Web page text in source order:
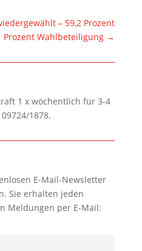
– 59,2 Prozent
Prozent Wahlbeteiligung →
1 x wöchentlich für 3-4
1878.
E-Mail-Newsletter
Sie erhalten jeden
Meldungen per E-Mail: